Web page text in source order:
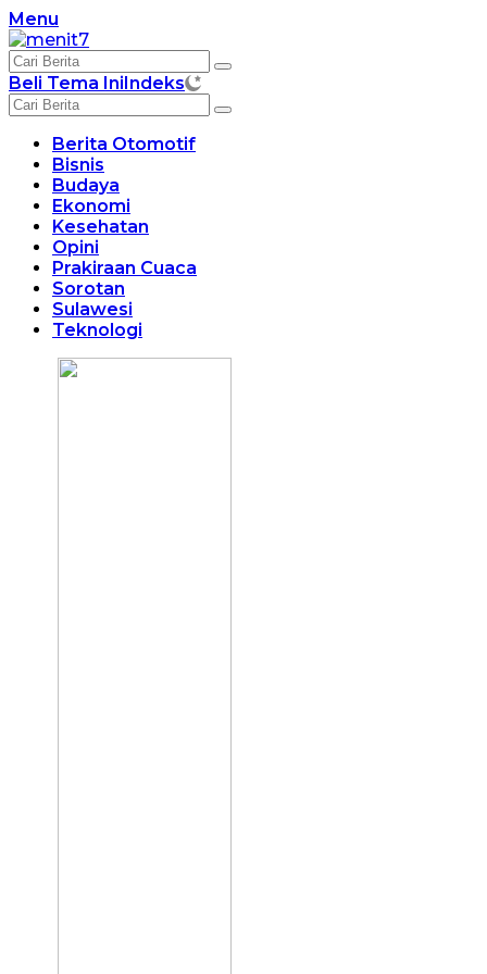
Langsung
ke
konten
Menu
Beli Tema IniIndeks
Berita Otomotif
Bisnis
Budaya
Ekonomi
Kesehatan
Opini
Prakiraan Cuaca
Sorotan
Sulawesi
Teknologi